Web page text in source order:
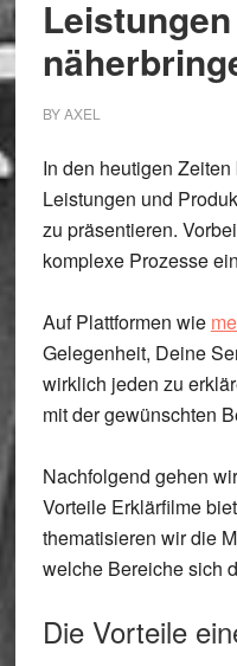
BYAXEL
In den heutigen
Leistungen und
zu präsentieren.
komplexe Prozesse
Auf Plattformen wie
Gelegenheit, Deine
wirklich jeden zu
mit der gewünschten
Nachfolgend gehen
Vorteile Erklärfilme
thematisieren wir die
welche Bereiche sich
Die Vorteile